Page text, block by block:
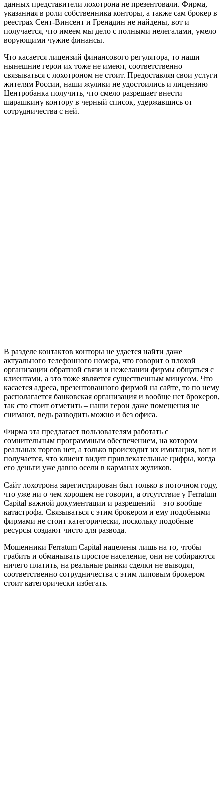
данных представители лохотрона не презентовали. Фирма,
указанная в роли собственника конторы, а также сам брокер в
реестрах Сент-Винсент и Гренадин не найдены, вот и
получается, что имеем мы дело с полными нелегалами, умело
ворующими чужие финансы.
Что касается лицензий финансового регулятора, то наши
нынешние герои их тоже не имеют, соответственно
связываться с лохотроном не стоит. Предоставляя свои услуги
жителям России, наши жулики не удостоились и лицензию
Центробанка получить, что смело разрешает внести
шарашкину контору в черный список, удержавшись от
сотрудничества с ней.
В разделе контактов конторы не удается найти даже
актуального телефонного номера, что говорит о плохой
организации обратной связи и нежелании фирмы общаться с
клиентами, а это тоже является существенным минусом. Что
касается адреса, презентованного фирмой на сайте, то по нему
располагается банковская организация и вообще нет брокеров,
так сто стоит отметить – наши герои даже помещения не
снимают, ведь разводить можно и без офиса.
Фирма эта предлагает пользователям работать с
сомнительным программным обеспечением, на котором
реальных торгов нет, а только происходит их имитация, вот и
получается, что клиент видит привлекательные цифры, когда
его деньги уже давно осели в карманах жуликов.
Сайт лохотрона зарегистрирован был только в поточном году,
что уже ни о чем хорошем не говорит, а отсутствие у Ferratum
Capital важной документации и разрешений – это вообще
катастрофа. Связываться с этим брокером и ему подобными
фирмами не стоит категорически, поскольку подобные
ресурсы создают чисто для развода.
Мошенники Ferratum Capital нацелены лишь на то, чтобы
грабить и обманывать простое население, они не собираются
ничего платить, на реальные рынки сделки не выводят,
соответственно сотрудничества с этим липовым брокером
стоит категорически избегать.